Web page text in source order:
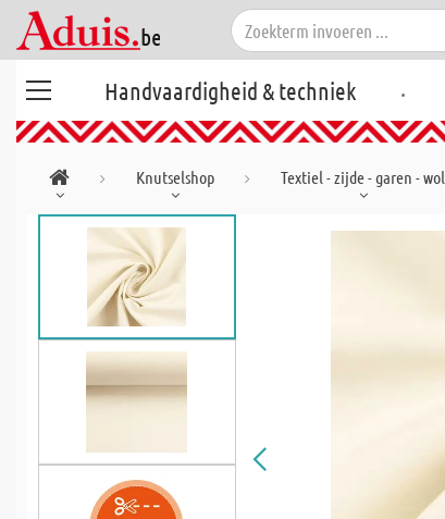
Handvaardigheid & techniek .
Knutselshop Textiel - zijde - garen - wol